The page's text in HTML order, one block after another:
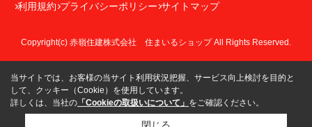
利用規約 プライバシーポリシー サイトマップ
Copyright(c) 赤嶺住建株式会社 住まいるショップ All Rights Reserved.
当サイトでは、お客様の当サイト利用状況把握、サービス向上検討を目的と
して、クッキー（Cookie）を使用しています。
詳しくは、当社の 「Cookieの取扱いについて」 をご確認ください。
閉じる